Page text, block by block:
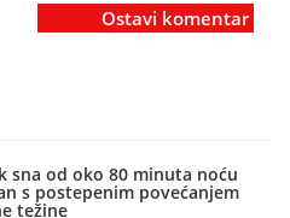
Ostavi komentar
sna od oko 80 minuta noću
s postepenim povećanjem
težine